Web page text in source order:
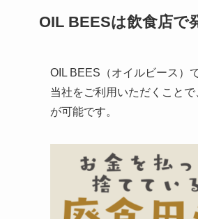
OIL BEESは飲食店で
OIL BEES（オイルビース）
当社をご利用いただくこと
が可能です。